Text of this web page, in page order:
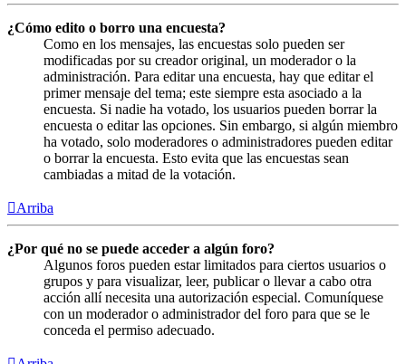
¿Cómo edito o borro una encuesta?
Como en los mensajes, las encuestas solo pueden ser
modificadas por su creador original, un moderador o la
administración. Para editar una encuesta, hay que editar el
primer mensaje del tema; este siempre esta asociado a la
encuesta. Si nadie ha votado, los usuarios pueden borrar la
encuesta o editar las opciones. Sin embargo, si algún miembro
ha votado, solo moderadores o administradores pueden editar
o borrar la encuesta. Esto evita que las encuestas sean
cambiadas a mitad de la votación.
Arriba
¿Por qué no se puede acceder a algún foro?
Algunos foros pueden estar limitados para ciertos usuarios o
grupos y para visualizar, leer, publicar o llevar a cabo otra
acción allí necesita una autorización especial. Comuníquese
con un moderador o administrador del foro para que se le
conceda el permiso adecuado.